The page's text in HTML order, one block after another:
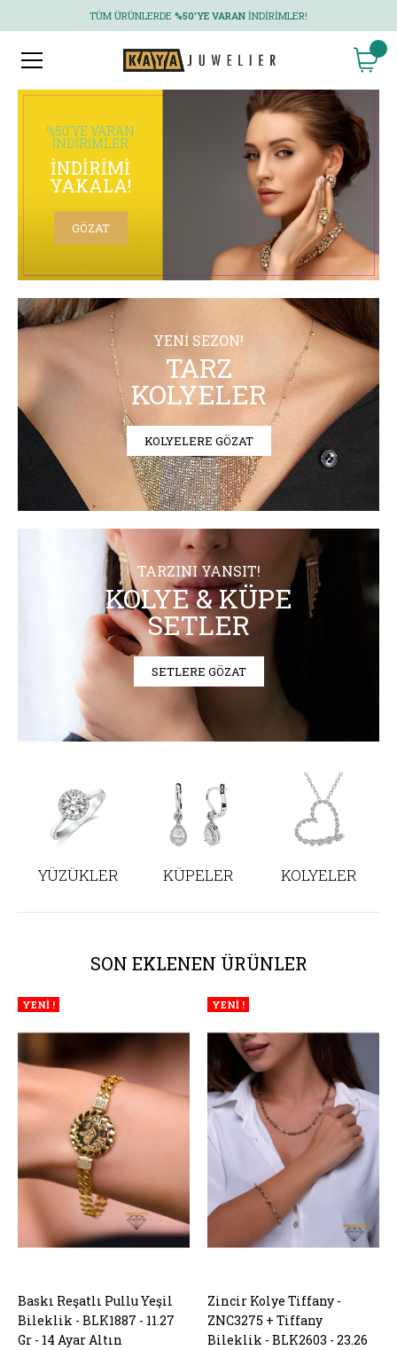
TÜM ÜRÜNLERDE %50'YE VARAN İNDIRIMLER!
%50'YE VARAN
İNDIRIMLER
İNDIRIMI
YAKALA!
GÖZAT
YENI SEZON!
TARZ
KOLYELER
KOLYELERE GÖZAT
TARZINI YANSIT!
KOLYE & KÜPE
SETLER
SETLERE GÖZAT
YÜZÜKLER KÜPELER KOLYELER
SON EKLENEN ÜRÜNLER
YENİ !
SEPETE EKLE
Baskı Reşatlı Pullu Yeşil
Bileklik - BLK1887 - 11.27
Gr - 14 Ayar Altın
YENİ !
SEPETE EKLE
Zincir Kolye Tiffany -
ZNC3275 + Tiffany
Bileklik - BLK2603 - 23.26